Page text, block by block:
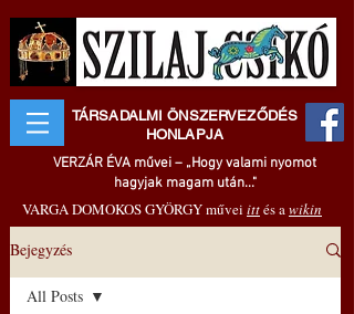
TÁRSADALMI ÖNSZERVEZŐDÉS
HONLAPJA
VERZÁR ÉVA művei – „Hogy valami nyomot
hagyjak magam után..."
VARGA DOMOKOS GYÖRGY művei ittés awikin
Bejegyzés
All Posts